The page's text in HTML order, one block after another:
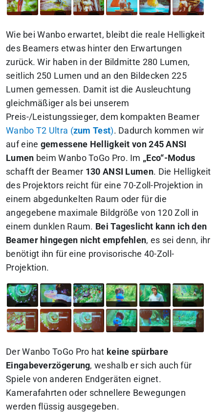
Wie bei Wanbo erwartet, bleibt die reale Helligkeit
des Beamers etwas hinter den Erwartungen
zurück. Wir haben in der Bildmitte 280 Lumen,
seitlich 250 Lumen und an den Bildecken 225
Lumen gemessen. Damit ist die Ausleuchtung
gleichmäßiger als bei unserem
Preis-/Leistungssieger, dem kompakten Beamer
Wanbo T2 Ultra (zum Test). Dadurch kommen wir
auf eine gemessene Helligkeit von 245 ANSI
Lumen beim Wanbo ToGo Pro. Im „Eco“-Modus
schafft der Beamer 130 ANSI Lumen. Die Helligkeit
des Projektors reicht für eine 70-Zoll-Projektion in
einem abgedunkelten Raum oder für die
angegebene maximale Bildgröße von 120 Zoll in
einem dunklen Raum. Bei Tageslicht kann ich den
Beamer hingegen nicht empfehlen, es sei denn, ihr
benötigt ihn für eine provisorische 40-Zoll-
Projektion.
Der Wanbo ToGo Pro hat keine spürbare
Eingabeverzögerung, weshalb er sich auch für
Spiele von anderen Endgeräten eignet.
Kamerafahrten oder schnellere Bewegungen
werden flüssig ausgegeben.